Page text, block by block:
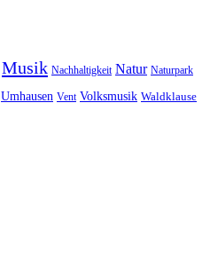
Musik Nachhaltigkeit Natur Naturpark
Umhausen Vent Volksmusik Waldklause